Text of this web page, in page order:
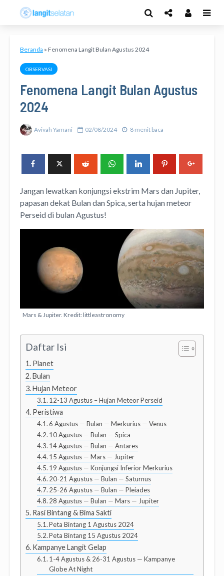
Beranda » Fenomena Langit Bulan Agustus 2024
OBSERVASI
Fenomena Langit Bulan Agustus
2024
Avivah Yamani 02/08/2024 8 menit baca
Jangan lewatkan konjungsi ekstrim Mars dan Jupiter,
papasan dekat Bulan dan Spica, serta hujan meteor
Perseid di bulan Agustus!
Mars & Jupiter. Kredit: littleastronomy
Daftar Isi
Planet
Bulan
Hujan Meteor
12-13 Agustus – Hujan Meteor Perseid
Peristiwa
6 Agustus — Bulan — Merkurius — Venus
10 Agustus — Bulan — Spica
14 Agustus — Bulan — Antares
15 Agustus — Mars — Jupiter
19 Agustus — Konjungsi Inferior Merkurius
20-21 Agustus — Bulan — Saturnus
25-26 Agustus — Bulan — Pleiades
28 Agustus — Bulan — Mars — Jupiter
Rasi Bintang & Bima Sakti
Peta Bintang 1 Agustus 2024
Peta Bintang 15 Agustus 2024
Kampanye Langit Gelap
1-4 Agustus & 26-31 Agustus — Kampanye
Globe At Night